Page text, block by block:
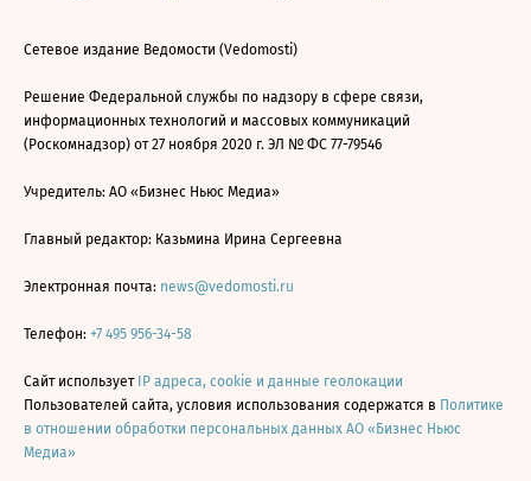
Сетевое издание Ведомости (Vedomosti)
Решение Федеральной службы по надзору в сфере связи,
информационных технологий и массовых коммуникаций
(Роскомнадзор) от 27 ноября 2020 г. ЭЛ № ФС 77-79546
Учредитель: АО «Бизнес Ньюс Медиа»
Главный редактор: Казьмина Ирина Сергеевна
Электронная почта: news@vedomosti.ru
Телефон: +7 495 956-34-58
Сайт использует IP адреса, cookie и данные геолокации
Пользователей сайта, условия использования содержатся в Политике
в отношении обработки персональных данных АО «Бизнес Ньюс
Медиа»